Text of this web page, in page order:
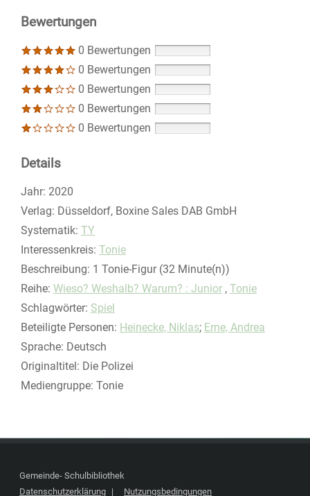
Bewertungen
0 Bewertungen
0 Bewertungen
0 Bewertungen
0 Bewertungen
0 Bewertungen
Details
Suche nach diesem Verfasser
Jahr: 2020
Verlag: Düsseldorf, Boxine Sales DAB GmbH
opens in new tab
Diesen Link in neuem Tab öffnen
Systematik: Suche nach dieser Systematik
TY
Interessenkreis: Suche nach diesem Interessenskreis
Tonie
Beschreibung: 1 Tonie-Figur (32 Minute(n))
Reihe: Wieso? Weshalb? Warum? : Junior , Tonie
Schlagwörter: Spiel
Beteiligte Personen: Suche nach dieser Beteiligten Person
Heinecke, Niklas; Erne, Andrea
Sprache: Deutsch
Originaltitel: Die Polizei
Mediengruppe: Tonie
Gemeinde- Schulbibliothek
Datenschutzerklärung
Nutzungsbedingungen